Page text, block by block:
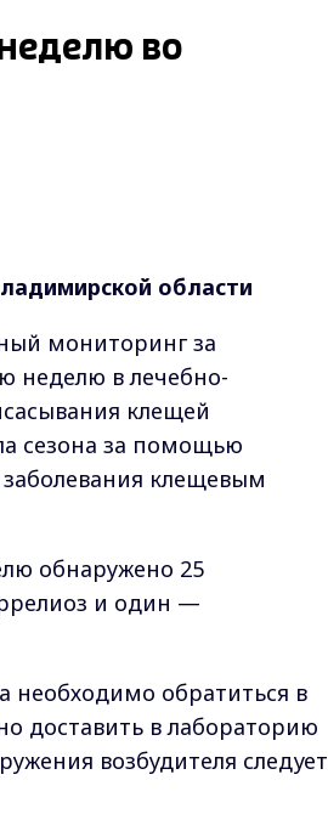
во
области
мониторинг за
в лечебно-
клещей
сезона за помощью
заболевания клещевым
обнаружено 25
и один —
необходимо обратиться в
доставить в лабораторию
возбудителя следует